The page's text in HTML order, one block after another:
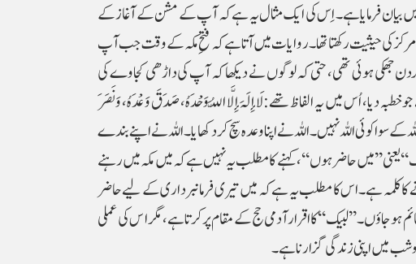
میں بیان فرمایا ہے۔ اِس کی ایک مثال یہ ہے کہ آپ کے مشن کے آغاز کے
مرکز کی حیثیت رکھتا تھا۔ روایات میں آتا ہے کہ فتحِ مکہ کے وقت جب آپ
جھکی ہوئی تھی، حتی کہ لوگوں نے دیکھا کہ آپ کی داڑھی کجاوے کی
اُس میں یہ الفاظ تھے:لَا إِلَہَ إِلَّا اللَّہُ وَحْدَہُ، صَدَقَ وَعْدَہُ، وَنَصَرَ
سنن أبی داؤد،حدیث نمبر 4547)۔ یعنی ایک اللہ کے سوا کوئی اللہ نہیں۔ اللہ نے اپنا وعدہ سچ کر دکھایا۔ اللہ نے اپنے بندے
’’میں حاضر ہوں‘‘، کہنے کامطلب یہ نہیں ہے کہ میں مکہ میں رہنے
کلمہ ہے۔ اس کا مطلب یہ ہے کہ میں تیری فرمانبرداری کے لیے حاضر
اقرار آدمی حج کے مقام پر کرتا ہے، مگر ا س کی عملی
میں اپنی زندگی گزارنا ہے۔